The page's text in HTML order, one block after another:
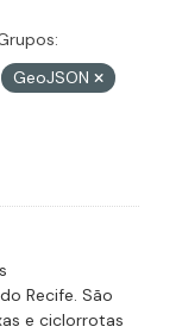
GeoJSON
Recife. São
e ciclorrotas